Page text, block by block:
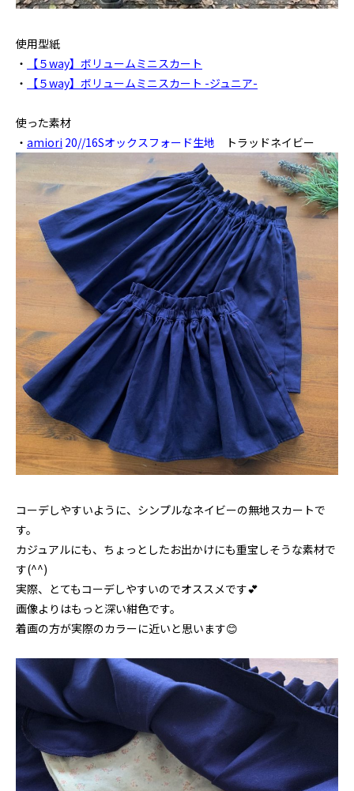
使用型紙
・
【５way】ボリュームミニスカート
・
【５way】ボリュームミニスカート -ジュニア-
使った素材
・ amiori 20//16Sオックスフォード生地 トラッドネイビー
コーデしやすいように、シンプルなネイビーの無地スカートで
す。
カジュアルにも、ちょっとしたお出かけにも重宝しそうな素材で
す(^^)
実際、とてもコーデしやすいのでオススメです💕
画像よりはもっと深い紺色です。
着画の方が実際のカラーに近いと思います😊